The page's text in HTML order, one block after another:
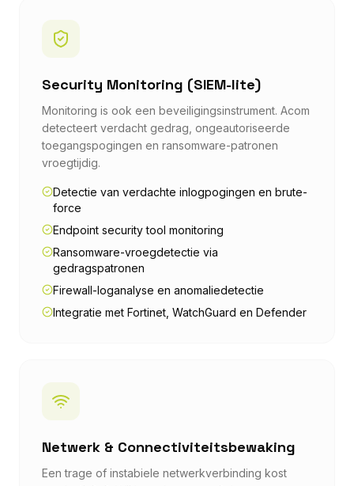
Security Monitoring (SIEM-lite)
Monitoring is ook een beveiligingsinstrument. Acom
detecteert verdacht gedrag, ongeautoriseerde
toegangspogingen en ransomware-patronen
vroegtijdig.
Detectie van verdachte inlogpogingen en brute-
force
Endpoint security tool monitoring
Ransomware-vroegdetectie via
gedragspatronen
Firewall-loganalyse en anomaliedetectie
Integratie met Fortinet, WatchGuard en Defender
Netwerk & Connectiviteitsbewaking
Een trage of instabiele netwerkverbinding kost